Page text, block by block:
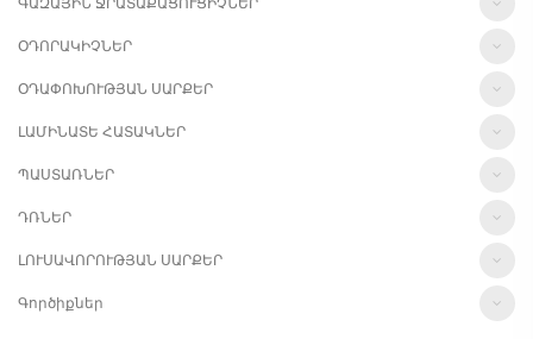
ՕԴՈՐԱԿԻՉՆԵՐ
ՕԴԱՓՈԽՈՒԹՅԱՆ ՍԱՐՔԵՐ
ԼԱՄԻՆԱՏԵ ՀԱՏԱԿՆԵՐ
ՊԱՍՏԱՌՆԵՐ
ԴՌՆԵՐ
ԼՈՒՍԱՎՈՐՈՒԹՅԱՆ ՍԱՐՔԵՐ
Գործիքներ